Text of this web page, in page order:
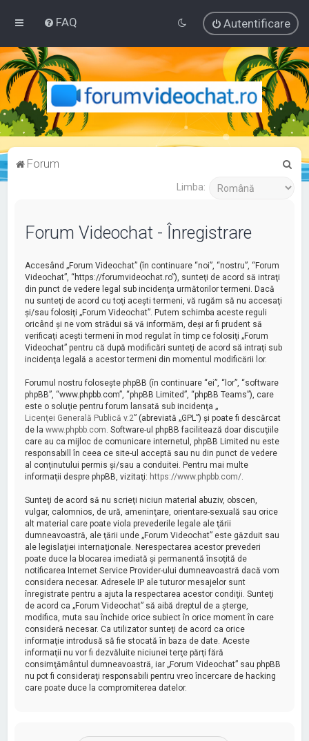
FAQ Autentificare
Forum
Limba:
Forum Videochat - Înregistrare
Accesând „Forum Videochat” (în continuare “noi”, “nostru”, “Forum
Videochat”, “https://forumvideochat.ro”), sunteţi de acord să intraţi
din punct de vedere legal sub incidenţa următorilor termeni. Dacă
nu sunteţi de acord cu toţi aceşti termeni, vă rugăm să nu accesaţi
şi/sau folosiţi „Forum Videochat”. Putem schimba aceste reguli
oricând şi ne vom strădui să vă informăm, deşi ar fi prudent să
verificaţi aceşti termeni în mod regulat în timp ce folosiţi „Forum
Videochat” pentru că după modificări sunteţi de acord să intraţi sub
incidenţa legală a acestor termeni din momentul modificării lor.
Forumul nostru foloseşte phpBB (în continuare “ei”, “lor”, “software
phpBB”, “www.phpbb.com”, “phpBB Limited”, “phpBB Teams”), care
este o soluţie pentru forum lansată sub incidenţa „
Licenţei Generală Publică v.2” (abreviată „GPL”) şi poate fi descărcat
de lawww.phpbb.com. Software-ul phpBB facilitează doar discuţiile
care au ca mijloc de comunicare internetul, phpBB Limited nu este
responsabill în ceea ce site-ul acceptă sau nu din punct de vedere
al conţinutului permis şi/sau a conduitei. Pentru mai multe
informaţii despre phpBB, vizitaţi: https://www.phpbb.com/.
Sunteţi de acord să nu scrieţi niciun material abuziv, obscen,
vulgar, calomnios, de ură, ameninţare, orientare-sexuală sau orice
alt material care poate viola prevederile legale ale ţării
dumneavoastră, ale ţării unde „Forum Videochat” este găzduit sau
ale legislaţiei internaţionale. Nerespectarea acestor prevederi
poate duce la blocarea imediată şi permanentă însoţită de
notificarea Internet Service Provider-ului dumneavoastră dacă vom
considera necesar. Adresele IP ale tuturor mesajelor sunt
înregistrate pentru a ajuta la respectarea acestor condiţii. Sunteţi
de acord ca „Forum Videochat” să aibă dreptul de a şterge,
modifica, muta sau închide orice subiect în orice moment în care
consideră necesar. Ca utilizator sunteţi de acord ca orice
informaţie introdusă să fie stocată în baza de date. Aceste
informaţii nu vor fi dezvăluite niciunei terţe părţi fără
consimţământul dumneavoastră, iar „Forum Videochat” sau phpBB
nu pot fi consideraţi responsabili pentru vreo încercare de hacking
care poate duce la compromiterea datelor.